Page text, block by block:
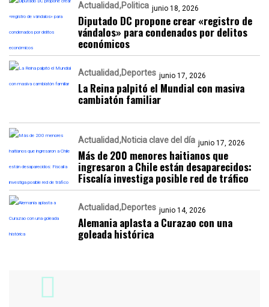
Actualidad Politica junio 18, 2026
Diputado DC propone crear «registro de
vándalos» para condenados por delitos
económicos
Actualidad Deportes junio 17, 2026
La Reina palpitó el Mundial con masiva
cambiatón familiar
Actualidad Noticia clave del día junio 17, 2026
Más de 200 menores haitianos que
ingresaron a Chile están desaparecidos:
Fiscalía investiga posible red de tráfico
Actualidad Deportes junio 14, 2026
Alemania aplasta a Curazao con una
goleada histórica